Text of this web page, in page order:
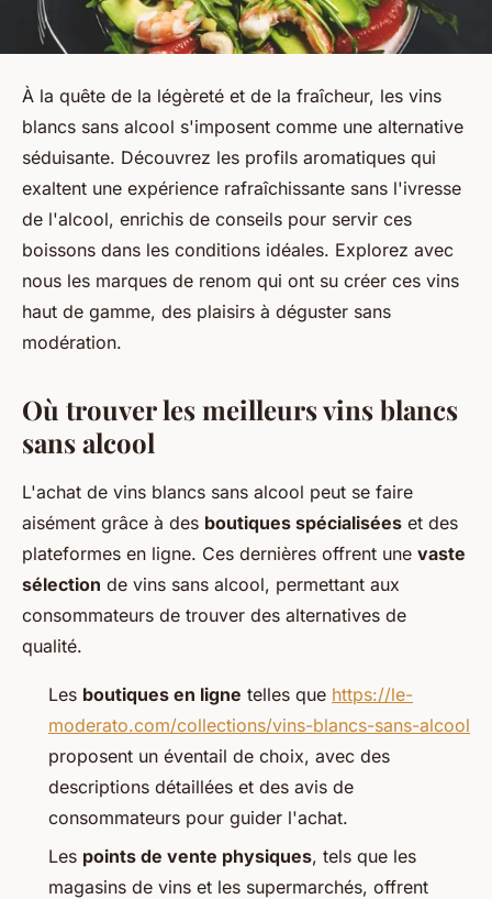
À la quête de la légèreté et de la fraîcheur, les vins
blancs sans alcool s'imposent comme une alternative
séduisante. Découvrez les profils aromatiques qui
exaltent une expérience rafraîchissante sans l'ivresse
de l'alcool, enrichis de conseils pour servir ces
boissons dans les conditions idéales. Explorez avec
nous les marques de renom qui ont su créer ces vins
haut de gamme, des plaisirs à déguster sans
modération.
Où trouver les meilleurs vins blancs
sans alcool
L'achat de vins blancs sans alcool peut se faire
aisément grâce à des boutiques spécialisées et des
plateformes en ligne. Ces dernières offrent une vaste
sélection de vins sans alcool, permettant aux
consommateurs de trouver des alternatives de
qualité.
Les boutiques en ligne telles que https://le-
moderato.com/collections/vins-blancs-sans-alcool
proposent un éventail de choix, avec des
descriptions détaillées et des avis de
consommateurs pour guider l'achat.
Les points de vente physiques, tels que les
magasins de vins et les supermarchés, offrent